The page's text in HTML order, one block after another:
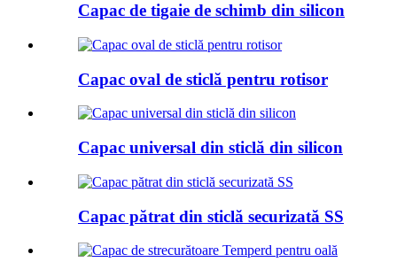
Capac de tigaie de schimb din silicon
Capac oval de sticlă pentru rotisor
Capac universal din sticlă din silicon
Capac pătrat din sticlă securizată SS